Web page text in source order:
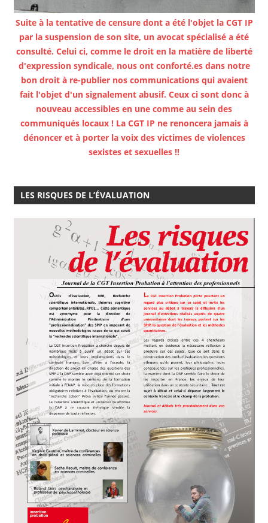
Suite à la tentative de censure dont a été l'objet la CGT IP
par la suspension de son site, un avocat spécialisé a été
consulté. Celui ci, comme le droit en la matière de liberté
d'expression syndicale, nous ont conforté.es dans notre
bon droit à re-publier nos communications qui avaient
fait l'objet d'un signalement abusif. Ceux ci sont donc à
nouveau accessibles en une comme au sein des
communiqués locaux ! La CGT IP ne renoncera jamais à
dénoncer et à porter la voix des victimes de violences
sexistes et sexuelles !!
LES RISQUES DE L’ÉVALUATION